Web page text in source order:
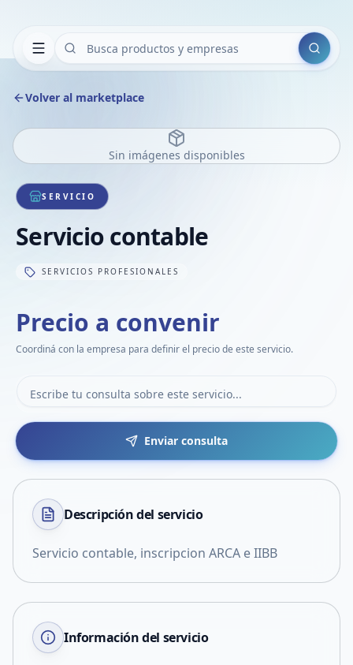
Buscar
Volver al marketplace
Sin imágenes disponibles
SERVICIO
Servicio contable
SERVICIOS PROFESIONALES
Precio a convenir
Coordiná con la empresa para definir el precio de este servicio.
Enviar consulta
Descripción del servicio
Servicio contable, inscripcion ARCA e IIBB
Información del servicio